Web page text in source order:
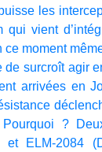
les
vient
moment
de surcroît agir
arrivées en
Pourquoi ?
et ELM-2084